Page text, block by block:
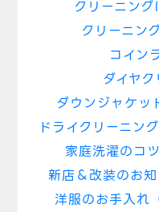
クリーニング
クリーニン
コイン
ダイヤク
ダウンジャケッ
ドライクリーニング
家庭洗濯のコ
新店＆改装のお知
洋服のお手入れ